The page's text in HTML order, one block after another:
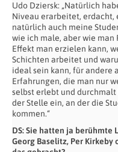
Udo Dziersk: „Natürlich
Niveau erarbeitet, erdacht,
natürlich auch meine
wie ich male, aber wie
Effekt man erzielen kann,
Schichten arbeitet und
ideal sein kann, für andere
Erfahrungen, die man nur
selbst erlebt und
der Stelle ein, an der die
kommen.“
DS: Sie hatten ja berühmte
Georg Baselitz, Per Kirkeby